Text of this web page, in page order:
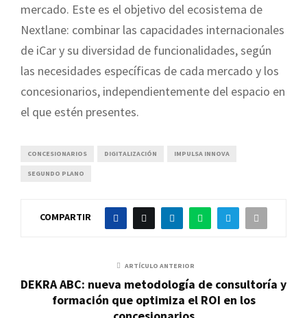
mercado. Este es el objetivo del ecosistema de
Nextlane: combinar las capacidades internacionales
de iCar y su diversidad de funcionalidades, según
las necesidades específicas de cada mercado y los
concesionarios, independientemente del espacio en
el que estén presentes.
CONCESIONARIOS DIGITALIZACIÓN IMPULSA INNOVA
SEGUNDO PLANO
COMPARTIR
ARTÍCULO ANTERIOR
DEKRA ABC: nueva metodología de consultoría y
formación que optimiza el ROI en los